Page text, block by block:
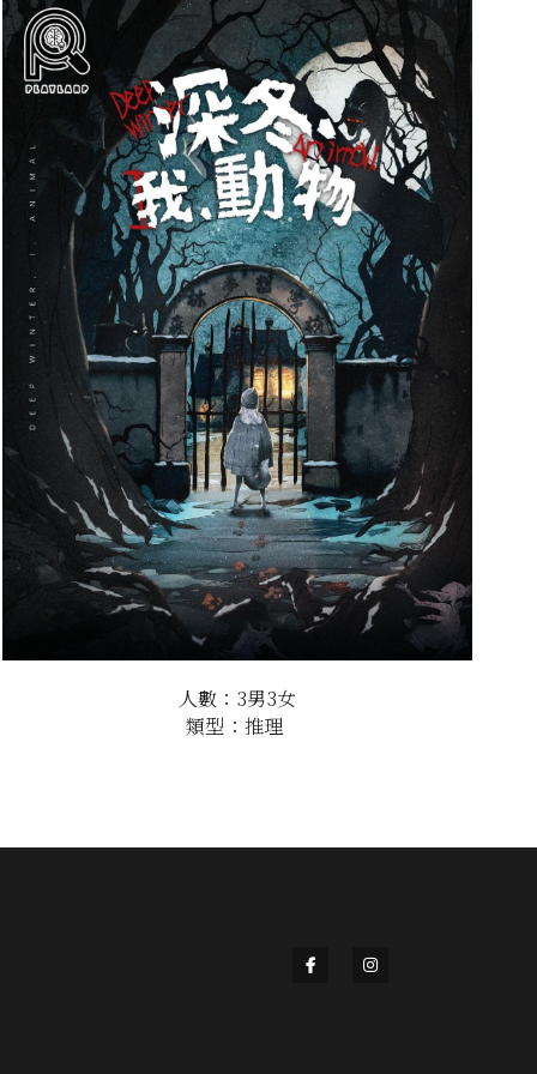
人數：3男3女
類型：推理